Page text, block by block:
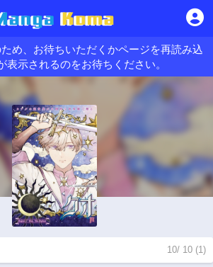
め、お待ちいただくかページを再読み込
表示されるのをお待ちください。
10/ 10 (1)